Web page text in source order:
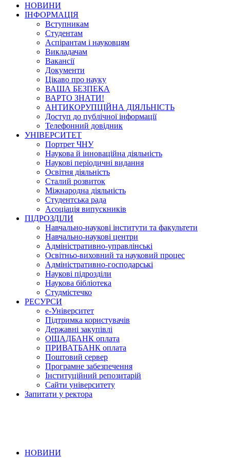
НОВИНИ
ІНФОРМАЦІЯ
Вступникам
Студентам
Аспірантам і науковцям
Викладачам
Вакансії
Документи
Цікаво про науку
ВАША БЕЗПЕКА
ВАРТО ЗНАТИ!
АНТИКОРУПЦІЙНА ДІЯЛЬНІСТЬ
Доступ до публічної інформації
Телефонний довідник
УНІВЕРСИТЕТ
Портрет ЧНУ
Наукова й інноваційна діяльність
Наукові періодичні видання
Освітня діяльність
Сталий розвиток
Міжнародна діяльність
Студентська рада
Асоціація випускників
ПІДРОЗДІЛИ
Навчально-наукові інститути та факультети
Навчально-наукові центри
Адміністративно-управлінські
Освітньо-виховний та науковий процес
Адміністративно-господарські
Наукові підрозділи
Наукова бібліотека
Студмістечко
РЕСУРСИ
е-Університет
Підтримка користувачів
Державні закупівлі
ОЩАДБАНК оплата
ПРИВАТБАНК оплата
Поштовий сервер
Програмне забезпечення
Інституційний репозитарій
Сайти університету
Запитати у ректора
НОВИНИ